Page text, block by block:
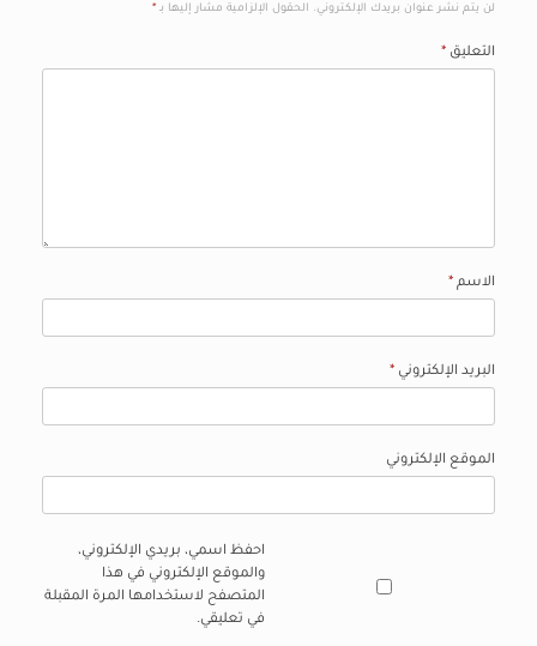
لن يتم نشر عنوان بريدك الإلكتروني. الحقول الإلزامية مشار إليها بـ *
التعليق *
الاسم *
البريد الإلكتروني *
الموقع الإلكتروني
احفظ اسمي، بريدي الإلكتروني،
والموقع الإلكتروني في هذا
المتصفح لاستخدامها المرة المقبلة
في تعليقي.